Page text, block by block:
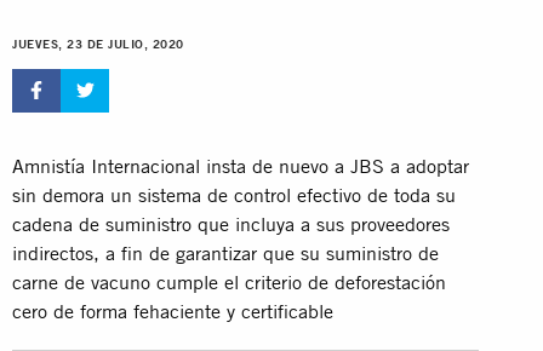
DE SUMINISTRO EN LA
AMAZONÍA
JUEVES, 23 DE JULIO, 2020
Amnistía Internacional insta de nuevo a JBS a adoptar
sin demora un sistema de control efectivo de toda su
cadena de suministro que incluya a sus proveedores
indirectos, a fin de garantizar que su suministro de
carne de vacuno cumple el criterio de deforestación
cero de forma fehaciente y certificable